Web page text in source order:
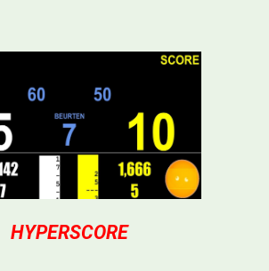
HYPERSCORE